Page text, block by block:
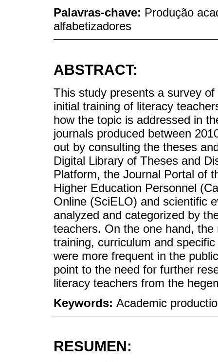
Palavras-chave: Produção
alfabetizadores
ABSTRACT:
This study presents a survey
initial training of literacy
how the topic is addressed in
journals produced between
out by consulting the theses
Digital Library of Theses and
Platform, the Journal Portal of
Higher Education Personnel
Online (SciELO) and scientific
analyzed and categorized by
teachers. On the one hand,
training, curriculum and
were more frequent in the
point to the need for further
literacy teachers from the
Keywords: Academic
RESUMEN: